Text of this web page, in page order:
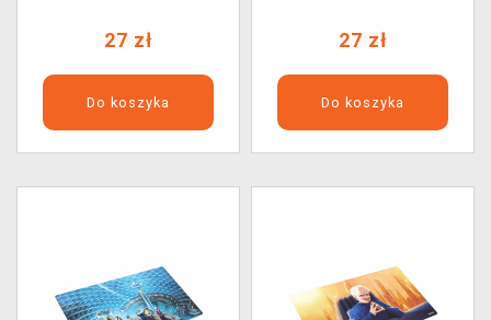
27 zł
Do koszyka
27 zł
Do koszyka